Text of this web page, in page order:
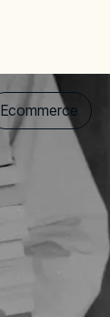
Ecommerce